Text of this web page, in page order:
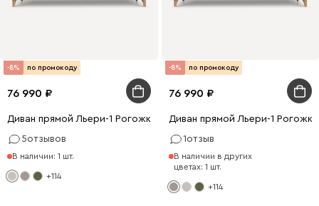
-8% по промокоду
76 990
Диван прямой Льери-1 Рогожка Молочный
5отзывов
В наличии: 1 шт.
+114
-8% по промокоду
76 990
Диван прямой Льери-1
1отзыв
В наличии в других
цветах: 1 шт.
+114